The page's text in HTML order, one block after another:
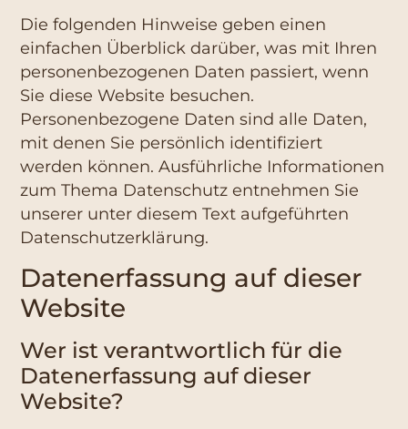
Die folgenden Hinweise geben einen
einfachen Überblick darüber, was mit Ihren
personenbezogenen Daten passiert, wenn
Sie diese Website besuchen.
Personenbezogene Daten sind alle Daten,
mit denen Sie persönlich identifiziert
werden können. Ausführliche Informationen
zum Thema Datenschutz entnehmen Sie
unserer unter diesem Text aufgeführten
Datenschutzerklärung.
Datenerfassung auf dieser
Website
Wer ist verantwortlich für die
Datenerfassung auf dieser
Website?